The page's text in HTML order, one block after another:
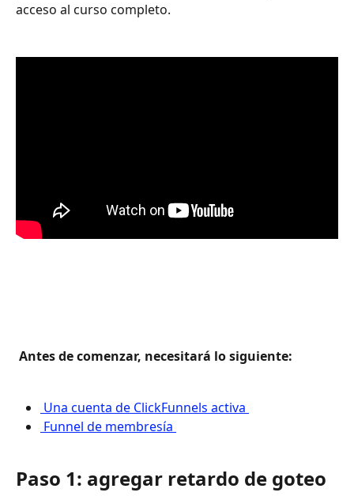
acceso al curso completo.
Antes de comenzar, necesitará lo siguiente:
Una cuenta de ClickFunnels activa
Funnel de membresía
Paso 1: agregar retardo de goteo